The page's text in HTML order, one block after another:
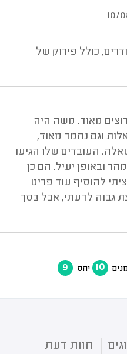
10/
כולל פירוק של
מאוד. משה היה
וגם נחמד מאוד,
העובדים שלו הגיעו
ובאופן יעיל. הם כן
להוסיף עוד פריט
גבוה לדעתי, אבל בסך
10 יחס 9
חוות דעת